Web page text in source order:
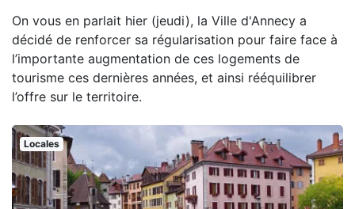
On vous en parlait hier (jeudi), la Ville d'Annecy a
décidé de renforcer sa régularisation pour faire face à
l’importante augmentation de ces logements de
tourisme ces dernières années, et ainsi rééquilibrer
l’offre sur le territoire.
Locales